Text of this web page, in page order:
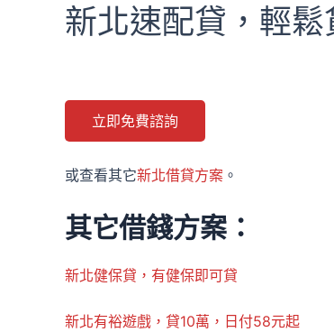
新北速配貸，輕
立即免費諮詢
或查看其它新北借貸方案 。
其它借錢方案：
新北健保貸，有健保即可貸
新北有裕遊戲，貸10萬，日付58元起